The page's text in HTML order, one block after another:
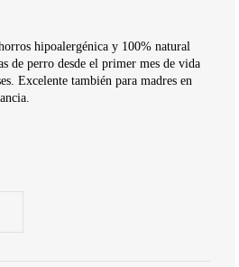
hipoalergénica y 100% natural
de perro desde el primer mes de vida
Excelente también para madres en